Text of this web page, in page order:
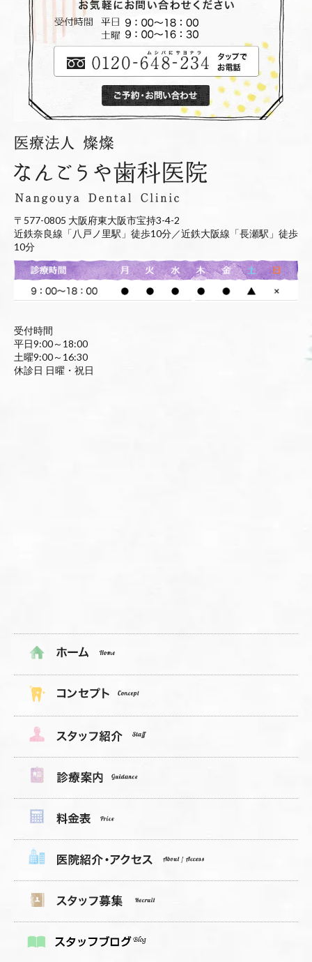
〒577-0805 大阪府東大阪市宝持3-4-2
近鉄奈良線「八戸ノ里駅」徒歩10分／近鉄大阪線「長瀬駅」徒歩
10分
受付時間
平日9:00～18:00
土曜9:00～16:30
休診日 日曜・祝日